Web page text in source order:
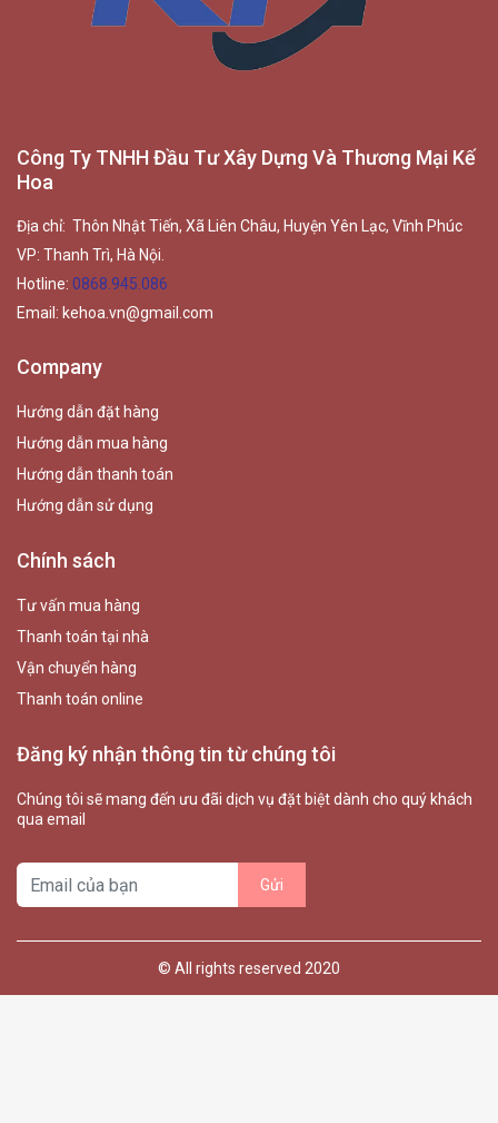
Công Ty TNHH Đầu Tư Xây Dựng Và Thương Mại Kế
Hoa
Địa chỉ: Thôn Nhật Tiến, Xã Liên Châu, Huyện Yên Lạc, Vĩnh Phúc
VP: Thanh Trì, Hà Nội.
Hotline: 0868.945.086
Email: kehoa.vn@gmail.com
Company
Hướng dẫn đặt hàng
Hướng dẫn mua hàng
Hướng dẫn thanh toán
Hướng dẫn sử dụng
Chính sách
Tư vấn mua hàng
Thanh toán tại nhà
Vận chuyển hàng
Thanh toán online
Đăng ký nhận thông tin từ chúng tôi
Chúng tôi sẽ mang đến ưu đãi dịch vụ đặt biệt dành cho quý khách
qua email
© All rights reserved 2020